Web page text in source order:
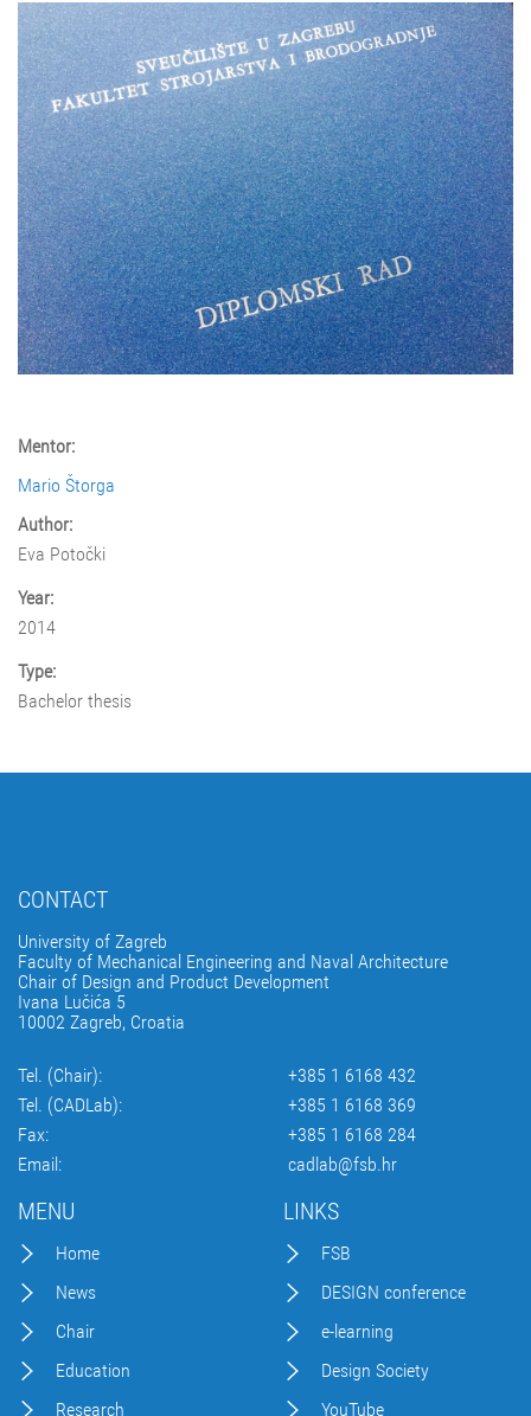
Mentor:
Mario Štorga
Author:
Eva Potočki
Year:
2014
Type:
Bachelor thesis
CONTACT
University of Zagreb
Faculty of Mechanical Engineering and Naval Architecture
Chair of Design and Product Development
Ivana Lučića 5
10002 Zagreb, Croatia
Tel. (Chair):
+385 1 6168 432
Tel. (CADLab):
+385 1 6168 369
Fax:
+385 1 6168 284
Email:
cadlab@fsb.hr
MENU
Home
News
Chair
Education
Research
LINKS
FSB
DESIGN conference
e-learning
Design Society
YouTube